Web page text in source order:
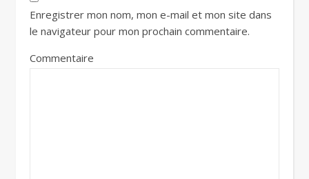
Enregistrer mon nom, mon e-mail et mon site dans
le navigateur pour mon prochain commentaire.
Commentaire